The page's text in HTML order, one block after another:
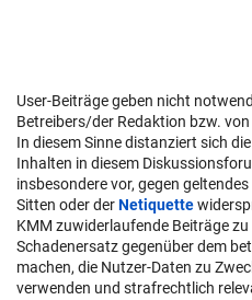
User-Beiträge geben nicht
Betreibers/der Redaktion bzw.
In diesem Sinne distanziert sich
Inhalten in diesem
insbesondere vor, gegen
Sitten oder derNetiquette
KMM zuwiderlaufende Beiträge
Schadenersatz gegenüber dem
machen, die Nutzer-Daten zu
verwenden und strafrechtlich